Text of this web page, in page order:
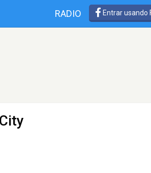
RADIO Entrar usando